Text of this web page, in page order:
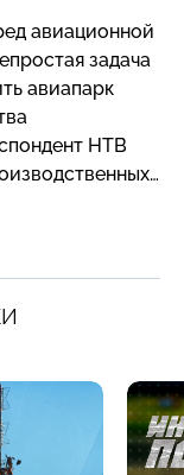
авиационной
задача
авиапарк
НТВ
рук – в